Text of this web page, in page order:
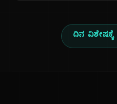
ದಿನ ವಿಶೇಷಕ್ಕೆ